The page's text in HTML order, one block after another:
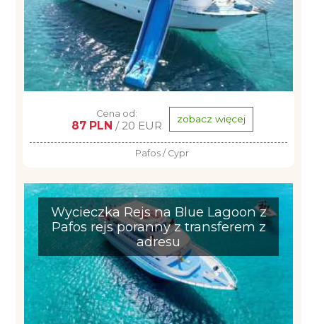
Cena od:
87 PLN / 20 EUR zobacz więcej
Pafos / Cypr
Wycieczka Rejs na Blue Lagoon z
Pafos rejs poranny z transferem z
adresu